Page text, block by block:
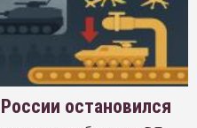
остановился